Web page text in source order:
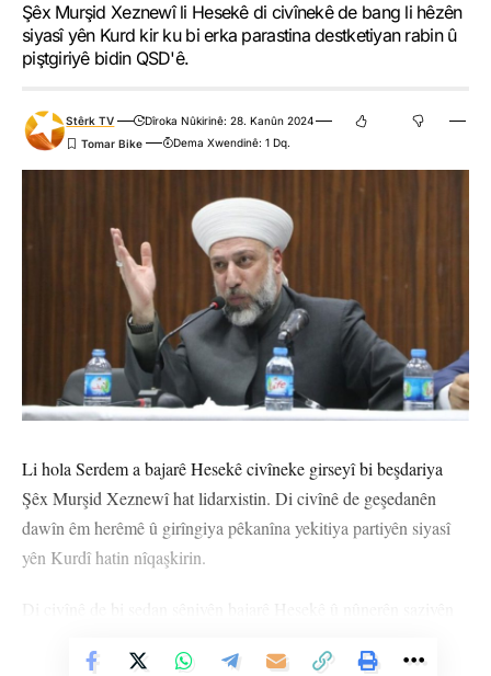
Şêx Murşid Xeznewî li Hesekê di civînekê de bang li hêzên
siyasî yên Kurd kir ku bi erka parastina destketiyan rabin û
piştgiriyê bidin QSD'ê.
Stêrk TV
Dîroka Nûkirinê: 28. Kanûn 2024
Dema Xwendinê: 1 Dq.
Li hola Serdem a bajarê Hesekê civîneke girseyî bi beşdariya
Şêx Murşid Xeznewî hat lidarxistin. Di civînê de geşedanên
dawîn êm herêmê û girîngiya pêkanîna yekitiya partiyên siyasî
yên Kurdî hatin nîqaşkirin.
Vê Nûçeyê Bixwîne